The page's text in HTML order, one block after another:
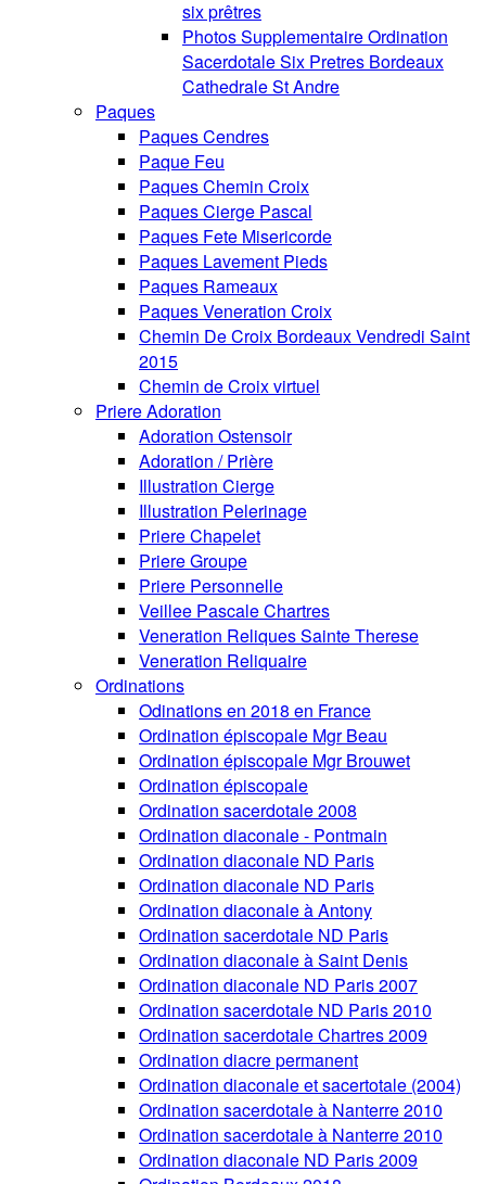
six prêtres
Photos Supplementaire Ordination
Sacerdotale Six Pretres Bordeaux
Cathedrale St Andre
Paques
Paques Cendres
Paque Feu
Paques Chemin Croix
Paques Cierge Pascal
Paques Fete Misericorde
Paques Lavement Pieds
Paques Rameaux
Paques Veneration Croix
Chemin De Croix Bordeaux Vendredi Saint
2015
Chemin de Croix virtuel
Priere Adoration
Adoration Ostensoir
Adoration / Prière
Illustration Cierge
Illustration Pelerinage
Priere Chapelet
Priere Groupe
Priere Personnelle
Veillee Pascale Chartres
Veneration Reliques Sainte Therese
Veneration Reliquaire
Ordinations
Odinations en 2018 en France
Ordination épiscopale Mgr Beau
Ordination épiscopale Mgr Brouwet
Ordination épiscopale
Ordination sacerdotale 2008
Ordination diaconale - Pontmain
Ordination diaconale ND Paris
Ordination diaconale ND Paris
Ordination diaconale à Antony
Ordination sacerdotale ND Paris
Ordination diaconale à Saint Denis
Ordination diaconale ND Paris 2007
Ordination sacerdotale ND Paris 2010
Ordination sacerdotale Chartres 2009
Ordination diacre permanent
Ordination diaconale et sacertotale (2004)
Ordination sacerdotale à Nanterre 2010
Ordination sacerdotale à Nanterre 2010
Ordination diaconale ND Paris 2009